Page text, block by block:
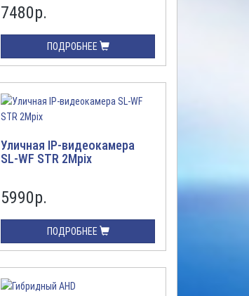
7480р.
ПОДРОБНЕЕ
Уличная IP-видеокамера
SL-WF STR 2Mpix
5990р.
ПОДРОБНЕЕ